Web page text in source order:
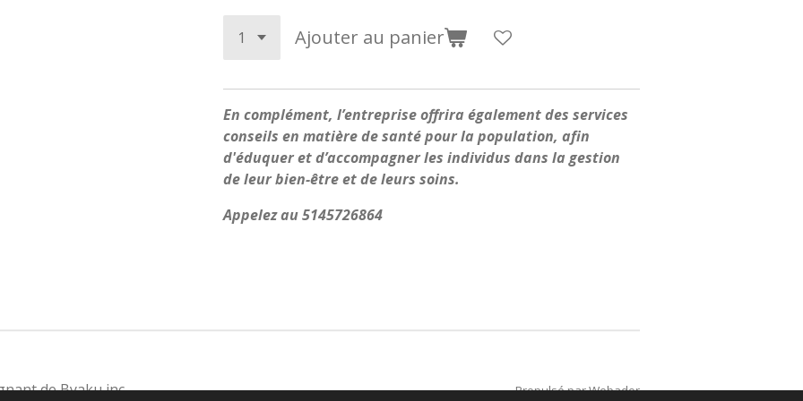
Ajouter au panier
En complément, l’entreprise offrira également des services
conseils en matière de santé pour la population, afin
d'éduquer et d’accompagner les individus dans la gestion
de leur bien-être et de leurs soins.
Appelez au 5145726864
de Byaku inc. Propulsé parWebador